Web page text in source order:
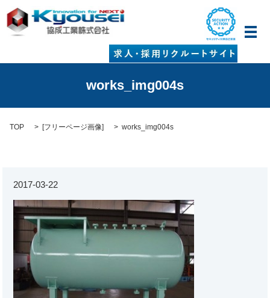
メ
works_img004s
TOP [フリーページ画像] works_img004s
2017-03-22